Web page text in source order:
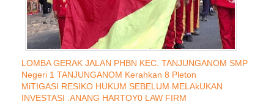
LOMBA GERAK JALAN PHBN KEC. TANJUNGANOM SMP
Negeri 1 TANJUNGANOM Kerahkan 8 Pleton
MiTIGASI RESIKO HUKUM SEBELUM MELAkUKAN
INVESTASI .ANANG HARTOY0 LAW FIRM